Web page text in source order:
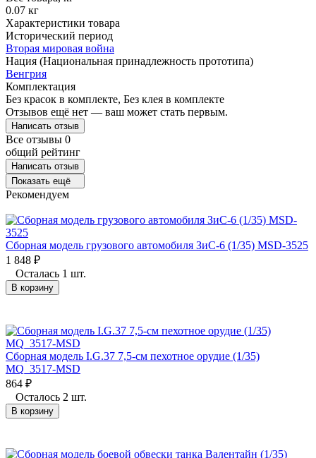
0.07 кг
Характеристики товара
Исторический период
Вторая мировая война
Нация (Национальная принадлежность прототипа)
Венгрия
Комплектация
Без красок в комплекте, Без клея в комплекте
Отзывов ещё нет — ваш может стать первым.
Написать отзыв
Все отзывы 0
общий рейтинг
Написать отзыв
Показать ещё
Рекомендуем
Сборная модель грузового автомобиля ЗиС-6 (1/35) MSD-3525
1 848 ₽
Осталась 1 шт.
В корзину
Сборная модель I.G.37 7,5-см пехотное орудие (1/35)
MQ_3517-MSD
864 ₽
Осталось 2 шт.
В корзину